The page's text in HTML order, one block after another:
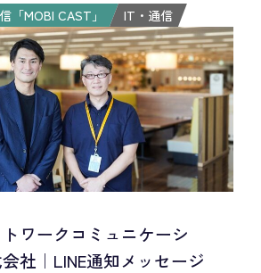
「MOBI CAST」 IT・通信
ワークコミュニケーシ
社｜LINE通知メッセージ